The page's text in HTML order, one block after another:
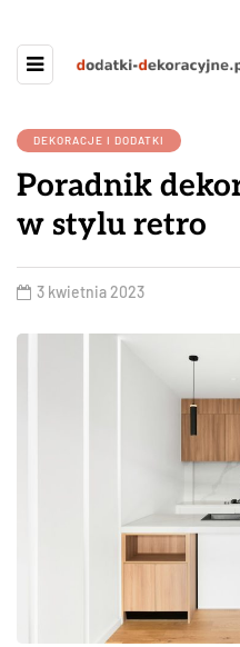
DEKORACJE I DODATKI
Poradnik
w stylu retro
3 kwietnia 2023